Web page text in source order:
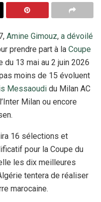
Amine Gimouz, a dévoilé
prendre part à la Coupe
du 13 mai au 2 juin 2026
moins de 15 évoluent
Messaoudi du Milan AC
Milan ou encore
16 sélections et
pour la Coupe du
les dix meilleures
tentera de réaliser
marocaine.